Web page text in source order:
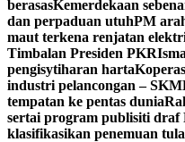
berasasKemerdekaan
dan perpaduan utuhPM
maut terkena renjatan
Timbalan Presiden PKR
pengisytiharan harta
industri pelancongan – SKM
tempatan ke pentas dunia
sertai program publisiti draf
klasifikasikan penemuan